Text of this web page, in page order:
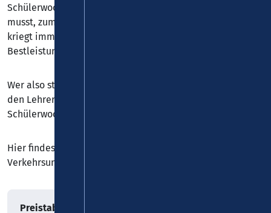
Schülerwochenkarte besonders gut. Ob Du zur Schule
musst, zum Ausbildungsplatz oder zur Uni – dieses Ticket
kriegt immer gute Noten. Denn es zeigt wirklich
Bestleistungen auf seinem Fachgebiet, der Mobilität.
Wer also stets gut ankommen will – und das nicht nur bei
den Lehrern und in der Schule – der sollte unsere
Schülerwochenkarte auf dem Spickzettel haben.
Hier findest Du Deinen Abo-Bestellschein für Dein
Verkehrsunternehmen.
Preistabelle Schüler-Tickets